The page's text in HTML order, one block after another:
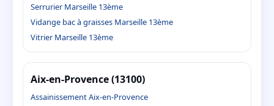
Serrurier Marseille 13ème
Vidange bac à graisses Marseille 13ème
Vitrier Marseille 13ème
Aix-en-Provence (13100)
Assainissement Aix-en-Provence